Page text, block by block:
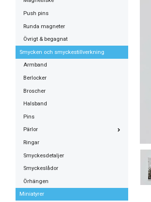
Push pins
Runda magneter
Övrigt & begagnat
Smycken och smyckestillverkning
Armband
Berlocker
Broscher
Halsband
Pins
Pärlor
Ringar
Smyckesdetaljer
Smyckeslådor
Örhängen
Miniatyrer